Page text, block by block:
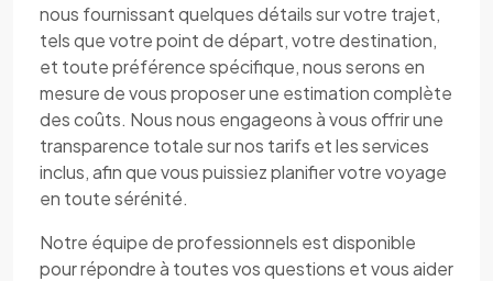
nous fournissant quelques détails sur votre trajet,
tels que votre point de départ, votre destination,
et toute préférence spécifique, nous serons en
mesure de vous proposer une estimation complète
des coûts. Nous nous engageons à vous offrir une
transparence totale sur nos tarifs et les services
inclus, afin que vous puissiez planifier votre voyage
en toute sérénité.
Notre équipe de professionnels est disponible
pour répondre à toutes vos questions et vous aider